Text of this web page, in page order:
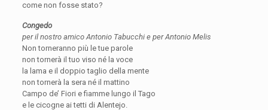
come non fosse stato?
Congedo
per il nostro amico Antonio Tabucchi e per Antonio Melis
Non torneranno più le tue parole
non tornerà il tuo viso né la voce
la lama e il doppio taglio della mente
non tornerà la sera né il mattino
Campo de’ Fiori e fiamme lungo il Tago
e le cicogne ai tetti di Alentejo.